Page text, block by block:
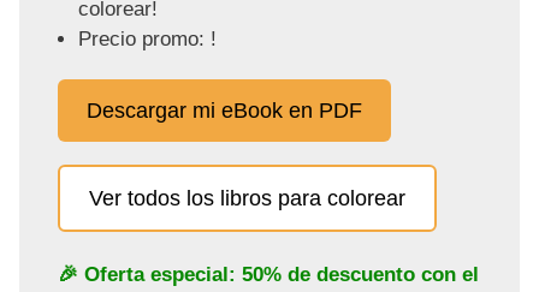
colorear!
Precio promo: !
Descargar mi eBook en PDF
Ver todos los libros para colorear
🎉 Oferta especial: 50% de descuento con el